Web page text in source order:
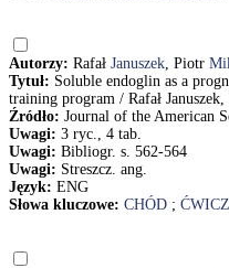
Autorzy: Rafał Januszek, Piotr
Tytuł: Soluble endoglin as a
training program / Rafał
Źródło: Journal of the American
Uwagi: 3 ryc., 4 tab.
Uwagi: Bibliogr. s. 562-564
Uwagi: Streszcz. ang.
Język: ENG
Słowa kluczowe: CHÓD ;